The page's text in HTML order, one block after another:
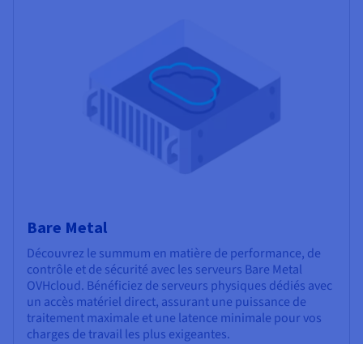
Bare Metal
Découvrez le summum en matière de performance, de
contrôle et de sécurité avec les serveurs Bare Metal
OVHcloud. Bénéficiez de serveurs physiques dédiés avec
un accès matériel direct, assurant une puissance de
traitement maximale et une latence minimale pour vos
charges de travail les plus exigeantes.